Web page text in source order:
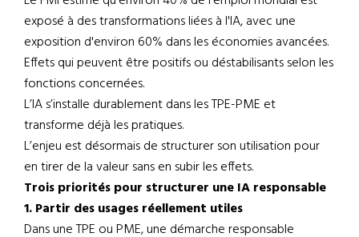
exposé à des transformations liées à l'IA, avec une
exposition d'environ 60% dans les économies avancées.
Effets qui peuvent être positifs ou déstabilisants selon les
fonctions concernées.
L’IA s’installe durablement dans les TPE-PME et
transforme déjà les pratiques.
L’enjeu est désormais de structurer son utilisation pour
en tirer de la valeur sans en subir les effets.
Trois priorités pour structurer une IA responsable
1. Partir des usages réellement utiles
Dans une TPE ou PME, une démarche responsable